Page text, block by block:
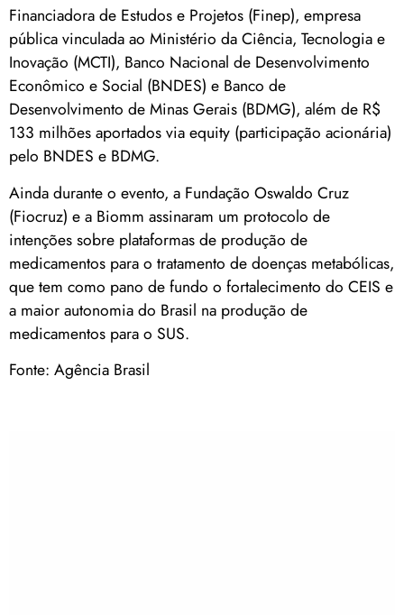
Financiadora de Estudos e Projetos (Finep), empresa
pública vinculada ao Ministério da Ciência, Tecnologia e
Inovação (MCTI), Banco Nacional de Desenvolvimento
Econômico e Social (BNDES) e Banco de
Desenvolvimento de Minas Gerais (BDMG), além de R$
133 milhões aportados via equity (participação acionária)
pelo BNDES e BDMG.
Ainda durante o evento, a Fundação Oswaldo Cruz
(Fiocruz) e a Biomm assinaram um protocolo de
intenções sobre plataformas de produção de
medicamentos para o tratamento de doenças metabólicas,
que tem como pano de fundo o fortalecimento do CEIS e
a maior autonomia do Brasil na produção de
medicamentos para o SUS.
Fonte: Agência Brasil